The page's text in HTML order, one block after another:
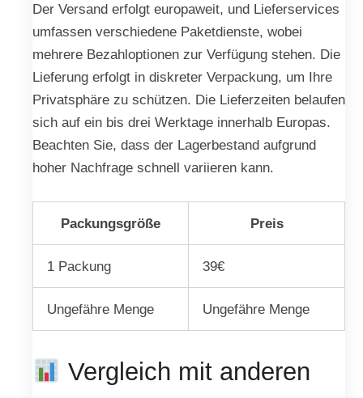
Der Versand erfolgt europaweit, und Lieferservices
umfassen verschiedene Paketdienste, wobei
mehrere Bezahloptionen zur Verfügung stehen. Die
Lieferung erfolgt in diskreter Verpackung, um Ihre
Privatsphäre zu schützen. Die Lieferzeiten belaufen
sich auf ein bis drei Werktage innerhalb Europas.
Beachten Sie, dass der Lagerbestand aufgrund
hoher Nachfrage schnell variieren kann.
Packungsgröße Preis
1 Packung 39€
Ungefähre Menge Ungefähre Menge
Vergleich mit anderen